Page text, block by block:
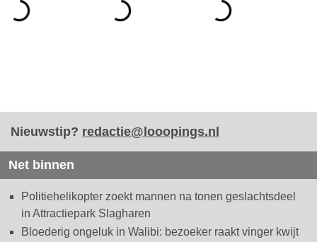
Nieuwstip? redactie@looopings.nl
Net binnen
Politiehelikopter zoekt mannen na tonen geslachtsdeel
in Attractiepark Slagharen
Bloederig ongeluk in Walibi: bezoeker raakt vinger kwijt